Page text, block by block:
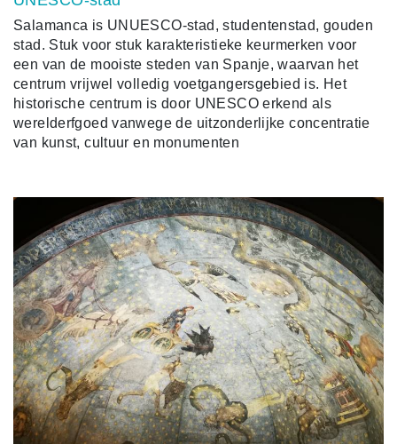
Salamanca is UNUESCO-stad, studentenstad, gouden
stad. Stuk voor stuk karakteristieke keurmerken voor
een van de mooiste steden van Spanje, waarvan het
centrum vrijwel volledig voetgangersgebied is. Het
historische centrum is door UNESCO erkend als
werelderfgoed vanwege de uitzonderlijke concentratie
van kunst, cultuur en monumenten